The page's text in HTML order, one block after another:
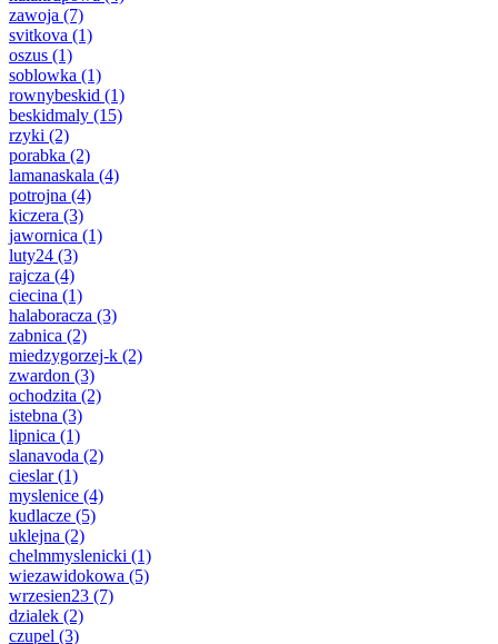
zawoja (7)
svitkova (1)
oszus (1)
soblowka (1)
rownybeskid (1)
beskidmaly (15)
rzyki (2)
porabka (2)
lamanaskala (4)
potrojna (4)
kiczera (3)
jawornica (1)
luty24 (3)
rajcza (4)
ciecina (1)
halaboracza (3)
zabnica (2)
miedzygorzej-k (2)
zwardon (3)
ochodzita (2)
istebna (3)
lipnica (1)
slanavoda (2)
cieslar(1)
myslenice (4)
kudlacze (5)
uklejna (2)
chelmmyslenicki (1)
wiezawidokowa (5)
wrzesien23 (7)
dzialek (2)
czupel (3)